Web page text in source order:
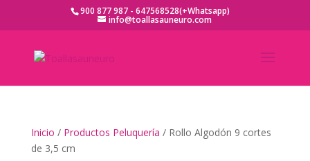
900 877 987 - 647568528(+Whatsapp)
info@toallasauneuro.com
Inicio / Productos Peluquería / Rollo Algodón 9 cortes
de 3,5 cm